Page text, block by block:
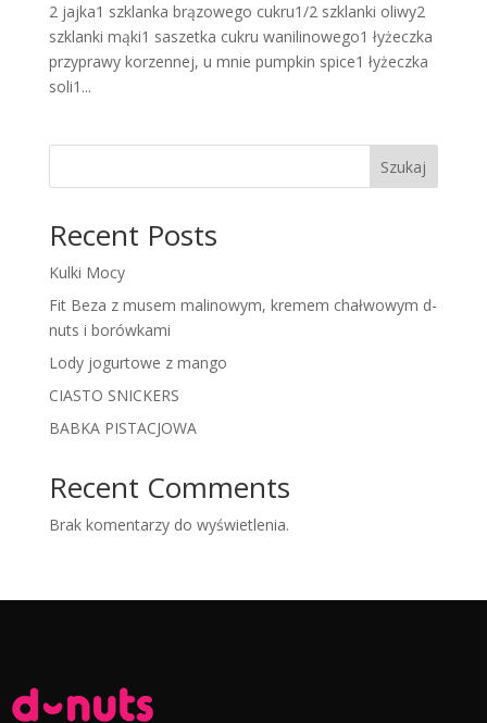
2 jajka1 szklanka brązowego cukru1/2 szklanki oliwy2
szklanki mąki1 saszetka cukru wanilinowego1 łyżeczka
przyprawy korzennej, u mnie pumpkin spice1 łyżeczka
soli1...
Szukaj
Recent Posts
Kulki Mocy
Fit Beza z musem malinowym, kremem chałwowym d-
nuts i borówkami
Lody jogurtowe z mango
CIASTO SNICKERS
BABKA PISTACJOWA
Recent Comments
Brak komentarzy do wyświetlenia.